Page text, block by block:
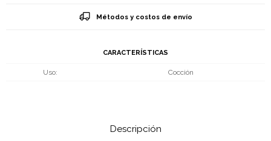
Métodos y costos de envío
CARACTERÍSTICAS
Uso Cocción
Descripción